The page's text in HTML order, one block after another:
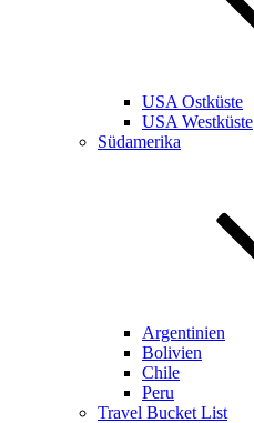
USA Ostküste
USA Westküste
Südamerika
Argentinien
Bolivien
Chile
Peru
Travel Bucket List